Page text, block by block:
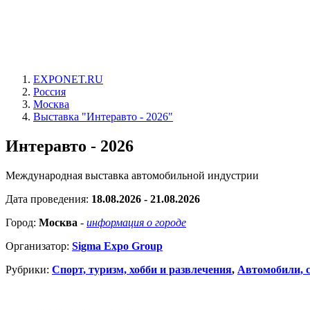
EXPONET.RU
Россия
Москва
Выставка "Интеравто - 2026"
Интеравто - 2026
Международная выставка автомобильной индустрии
Дата проведения: 18.08.2026 - 21.08.2026
Город: Москва - информация о городе
Организатор: Sigma Expo Group
Рубрики: Спорт, туризм, хобби и развлечения, Автомобили,